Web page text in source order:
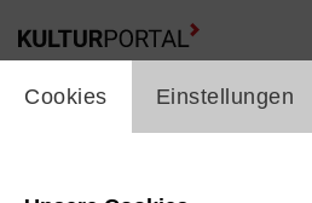
cookie_layer
Cookies Einstellungen